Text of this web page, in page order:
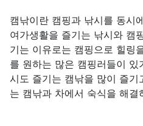
캠낚이란 캠핑과 낚시를 동시
여가생활을 즐기는 낚시와 캠
기는 이유로는 캠핑으로 힐링
를 원하는 많은 캠핑러들이
시도 즐기는 캠낚을 많이 즐
는 캠낚과 차에서 숙식을 해결